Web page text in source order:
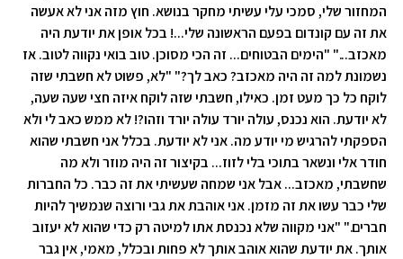
המחזור שלי, סמכי עלי עשיתי מחקר בנושא. חוץ מזה אני לא אעשה
את זה עם קונדום בפעם הראשונה שלי...! בכל אופן את יודעת היה
מאכזב..." "הימים הבטוחים... זה הכי מסוכן. טוב בואי נקווה לטוב. אז
נשמונת למה זה היה מאכזב? כאב לך?" "לא, פשוט לא חשבתי שזה
לוקח כל כך מעט זמן. כאילו, חשבתי שזה לוקח איזה חצי שעה שעה,
לא יודעת. הוא נכנס, עולה יורד עולה יורד וזהו?! לא ממש כאב לי ולא
הספקתי להרגיש מי יודע מה. אני לא יודעת. בכלל אני חשבתי שהוא
חודר אלי ונשאר בתוכי בלי לזוז... בקיצור זה היה מוזר ולא מה
שחשבתי, מאכזב... אבל אני שמחה שעשיתי את זה כבר. כל החברות
שלי כבר עשו את זה מזמן. אני אוהבת את גבי ורוצה שנמשיך להיות
חברים." "אני מקווה שלא נכנסת אתו למיטה רק כדי שהוא לא יעזוב
אותך. את יודעת שהוא אוהב אותך לא פחות ובכלל, מאמי, אין גבר